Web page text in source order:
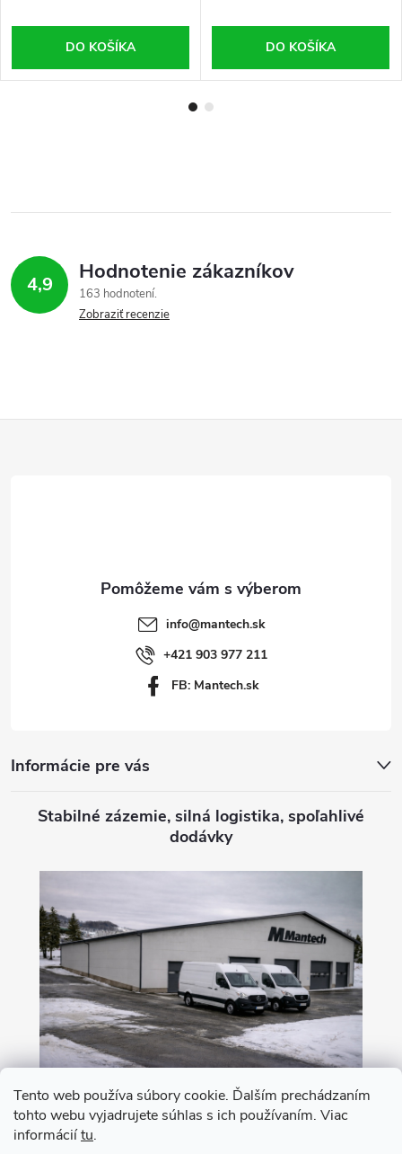
Tento web používa súbory cookie. Ďalším prechádzaním
tohto webu vyjadrujete súhlas s ich používaním. Viac
informáciítu.
DO KOŠÍKA DO KOŠÍKA
4,9 Hodnotenie zákazníkov
163 hodnotení
Zobraziť recenzie
info@mantech.sk
+421 903 977 211
FB: Mantech.sk
Informácie pre vás
Stabilné zázemie, silná logistika, spoľahlivé
dodávky
Nákup na leasing s 0% akontáciou